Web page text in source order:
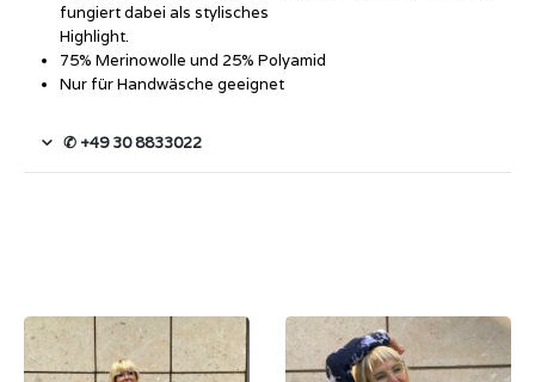
fungiert dabei als stylisches
Highlight.
75% Merinowolle und 25% Polyamid
Nur für Handwäsche geeignet
✆ +49 30 8833022